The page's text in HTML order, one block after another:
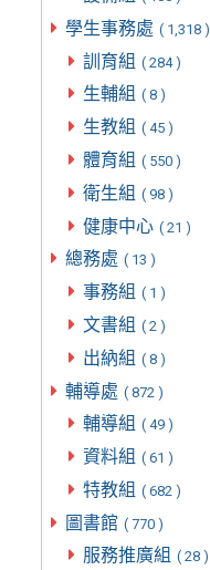
學生事務處 ( 1,318 )
訓育組 ( 284 )
生輔組 ( 8 )
生教組 ( 45 )
體育組 ( 550 )
衛生組 ( 98 )
健康中心 ( 21 )
總務處 ( 13 )
事務組 ( 1 )
文書組 ( 2 )
出納組 ( 8 )
輔導處 ( 872 )
輔導組 ( 49 )
資料組 ( 61 )
特教組 ( 682 )
圖書館 ( 770 )
服務推廣組 ( 28 )